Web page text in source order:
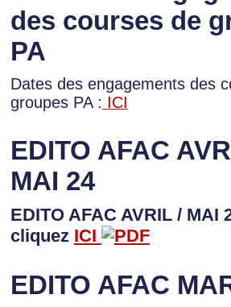
des courses de
PA
Dates des engagements des
groupes PA : ICI
EDITO AFAC
MAI 24
EDITO AFAC AVRIL / MAI
cliquez ICI
EDITO AFAC